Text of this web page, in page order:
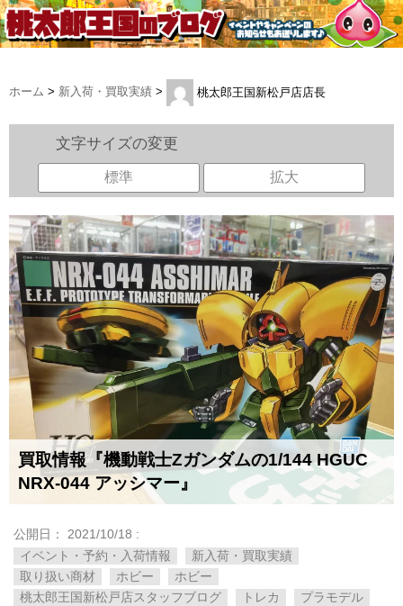
ホーム > 新入荷・買取実績 > 桃太郎王国新松戸店店長
文字サイズの変更
標準 拡大
買取情報『機動戦士Zガンダムの1/144 ​HGUC ​
NRX-044 ​アッシマー』
公開日： 2021/10/18 :
イベント・予約・入荷情報
新入荷・買取実績
取り扱い商材
ホビー
ホビー
桃太郎王国新松戸店スタッフブログ
トレカ
プラモデル